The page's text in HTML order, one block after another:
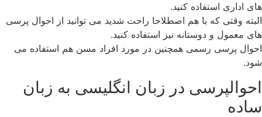
های اداری استفاده کنید.
البته وقتی که با هم اصطلاحا راحت شدید می توانید از احوال پرسی
های معمول و دوستانه نیز استفاده کنید.
احوال پرسی رسمی همچنین در مورد افراد مسن هم استفاده می
شود.
احوالپرسی در زبان انگلیسی به زبان
ساده